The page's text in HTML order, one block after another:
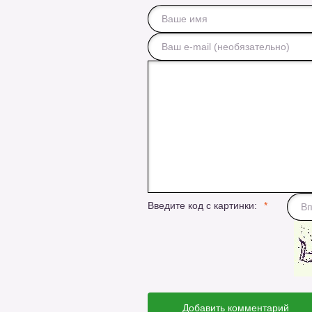
Введите код с картинки:
Добавить комментарий